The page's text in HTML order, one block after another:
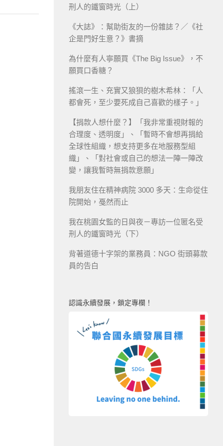
刑人的鐵窗時光（上）
《大誌》：幫助街友的一份雜誌？／《社
企是門好生意？》書摘
為什麼有人寧願買《The Big Issue》，不
願買口香糖？
搖滾一生、充實又狼狽的樹木希林：「人
都會死，至少要死成自己喜歡的樣子。」
【捐款人想什麼？】「我非常重視財報的
合理度、透明度」、「暫時不會想再捐給
全球性組織，想支持更多在地服務型組
織」、「對社會或自己的想法一陣一陣改
變，讓我暫時無捐款意願」
我朋友住在精神病院 3000 多天：生命從住
院開始，戞然而止
我在桃園女監的日與夜－專訪一位匿名受
刑人的鐵窗時光（下）
背著道德十字架的業務員：NGO 街頭募款
員的告白
認識永續發展，鎖定專欄！